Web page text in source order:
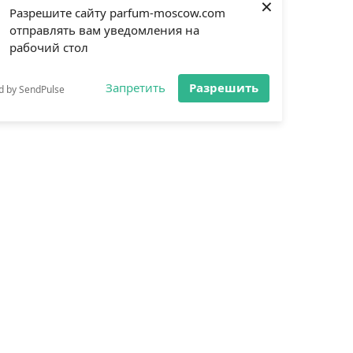
Разрешите сайту parfum-moscow.com
отправлять вам уведомления на
рабочий стол
by SendPulse Запретить Разрешить
×